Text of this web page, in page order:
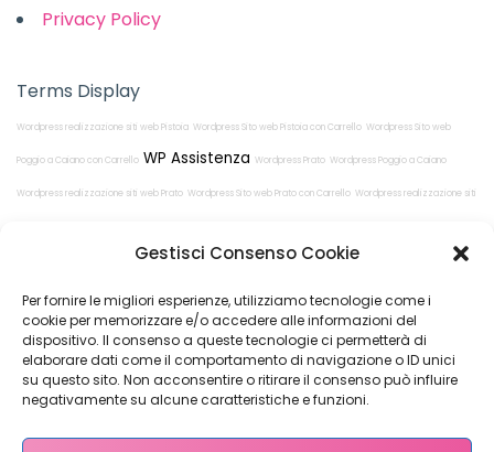
Gestisci Consenso Cookie
Per fornire le migliori esperienze, utilizziamo tecnologie come i
cookie per memorizzare e/o accedere alle informazioni del
dispositivo. Il consenso a queste tecnologie ci permetterà di
elaborare dati come il comportamento di navigazione o ID unici
su questo sito. Non acconsentire o ritirare il consenso può influire
negativamente su alcune caratteristiche e funzioni.
Privacy Policy
Terms Display
Wordpress realizzazione siti web Pistoia Wordpress Sito web Pistoia con Carrello Wordpress Sito web
Poggio a Caiano con Carrello WP Assistenza Wordpress Prato Wordpress Poggio a Caiano
Wordpress realizzazione siti web Prato Wordpress Sito web Prato con Carrello Wordpress realizzazione siti
Restiamo in
contatto!